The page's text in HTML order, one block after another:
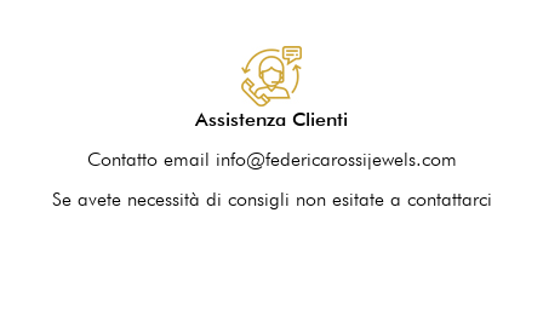
Assistenza Clienti
Contatto email info@federicarossijewels.com
Se avete necessità di consigli non esitate a contattarci